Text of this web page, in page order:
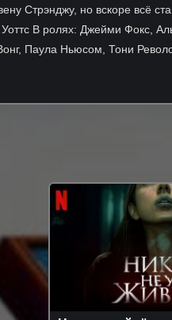
Стрэнджу, но вскоре всё
В ролях: Джейми
Паула Ньюсом, Тони